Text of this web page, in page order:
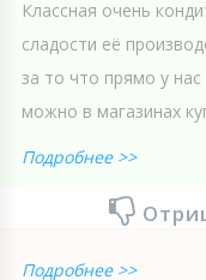
Классная очень
сладости её
за то что прямо у
можно в магазинах
Подробнее >>
Подробнее >>